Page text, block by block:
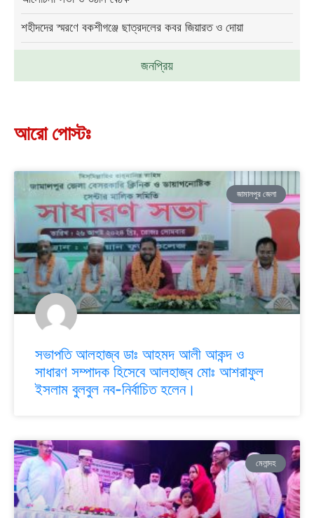
জনপ্রিয়
শহীদদের স্মরণে বকশীগঞ্জে ছাত্রদলের কবর জিয়ারত ও দোয়া
আরো পোস্টঃ
জামালপুর জেলা
সভাপতি আলহাজ্ব ডাঃ আহমদ আলী আকন্দ ও
সাধারণ সম্পাদক হিসেবে আলহাজ্ব মোঃ আশরাফুল
ইসলাম বুলবুল নব-নির্বাচিত হলেন।
মেলান্দহ